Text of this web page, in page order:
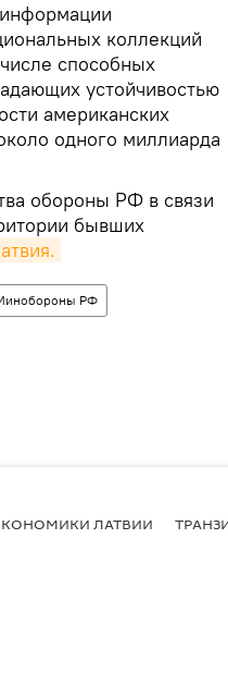
коллекций
способных
устойчивостью
американских
одного миллиарда
обороны РФ в связи
бывших
РФ
ЛАТВИИ